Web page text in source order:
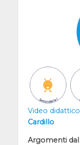
Video didattico
Cardillo
Argomenti dal